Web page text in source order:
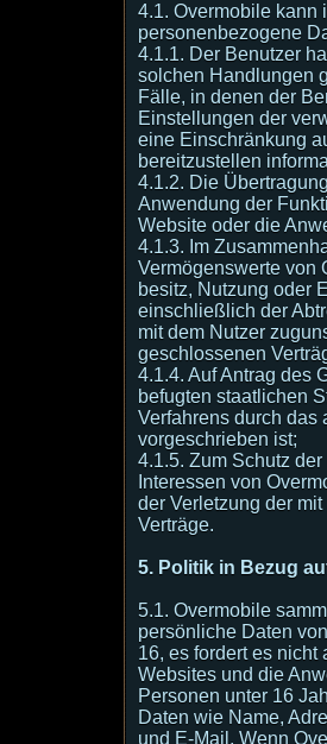
4.1. Overmobile kann
personenbezogene
4.1.1. Der Benutzer
solchen Handlungen
Fälle, in denen der
Einstellungen der
eine Einschränkung
bereitzustellen
4.1.2. Die
Anwendung der
Website oder die
4.1.3. Im
Vermögenswerte von
besitz, Nutzung oder
einschließlich der
mit dem Nutzer
geschlossenen
4.1.4. Auf Antrag des
befugten staatlichen
Verfahrens durch das
vorgeschrieben ist;
4.1.5. Zum Schutz
Interessen von
der Verletzung der
Verträge.
5. Politik in Bezug
5.1. Overmobile
persönliche Daten
16, es fordert es
Websites und die
Personen unter 16
Daten wie Name,
und E-Mail. Wenn